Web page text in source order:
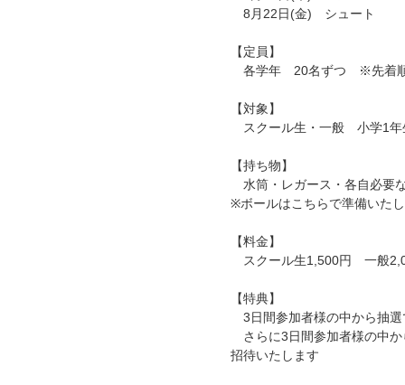
8月22日(金) シュート
【定員】
各学年 20名ずつ ※先着順
【対象】
スクール生・一般 小学1年
【持ち物】
水筒・レガース・各自必要
※ボールはこちらで準備いた
【料金】
スクール生1,500円 一般
【特典】
3日間参加者様の中から抽選
さらに3日間参加者様の中か
招待いたします